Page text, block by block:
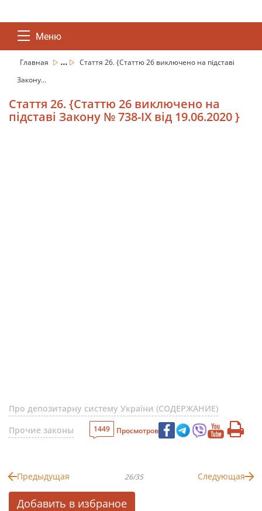
Меню
Главная ...
Стаття 26. {Статтю 26 виключено на підставі
Закону...
Стаття 26. {Статтю 26 виключено на
підставі Закону № 738-IX від 19.06.2020 }
Про депозитарну систему України (СОДЕРЖАНИЕ)
Прочие законы
1449 Просмотров
Предыдущая 26/35 Следующая
Добавить в избраное